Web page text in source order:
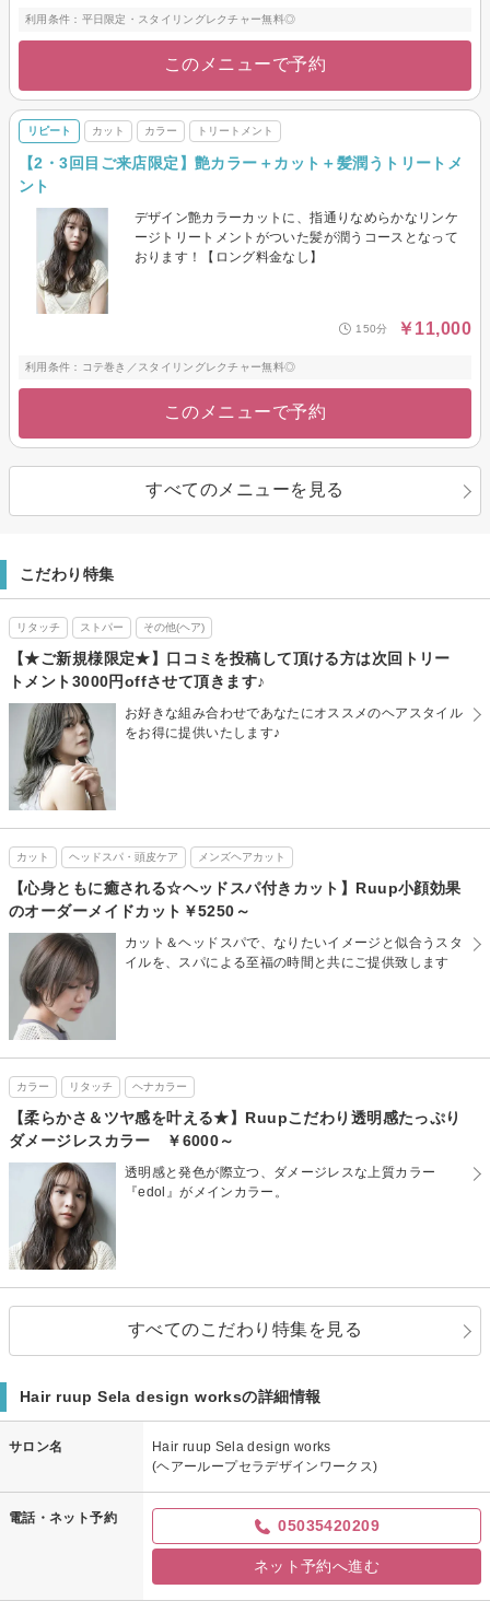
利用条件：平日限定・スタイリングレクチャー無料◎
このメニューで予約
リピート カット カラー トリートメント
【2・3回目ご来店限定】艶カラー＋カット＋髪潤うトリートメ
ント
デザイン艶カラーカットに、指通りなめらかなリンケ
ージトリートメントがついた髪が潤うコースとなって
おります！【ロング料金なし】
150分 ￥11,000
利用条件：コテ巻き／スタイリングレクチャー無料◎
このメニューで予約
すべてのメニューを見る
こだわり特集
リタッチ ストパー その他(ヘア)
【★ご新規様限定★】口コミを投稿して頂ける方は次回トリー
トメント3000円offさせて頂きます♪
お好きな組み合わせであなたにオススメのヘアスタイル
をお得に提供いたします♪
カット ヘッドスパ・頭皮ケア メンズヘアカット
【心身ともに癒される☆ヘッドスパ付きカット】Ruup小顔効果
のオーダーメイドカット￥5250～
カット＆ヘッドスパで、なりたいイメージと似合うスタ
イルを、スパによる至福の時間と共にご提供致します
カラー リタッチ ヘナカラー
【柔らかさ＆ツヤ感を叶える★】Ruupこだわり透明感たっぷり
ダメージレスカラー ￥6000～
透明感と発色が際立つ、ダメージレスな上質カラー
『edol』がメインカラー。
すべてのこだわり特集を見る
Hair ruup Sela design worksの詳細情報
サロン名
Hair ruup Sela design works
(ヘアーループセラデザインワークス)
電話・ネット予約 05035420209
ネット予約へ進む